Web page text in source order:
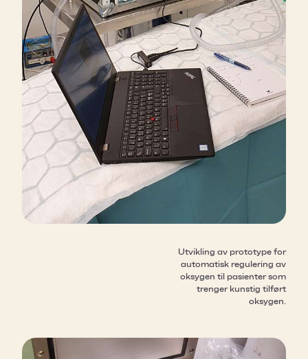
Utvikling av prototype for
automatisk regulering av
oksygen til pasienter som
trenger kunstig tilført
oksygen.